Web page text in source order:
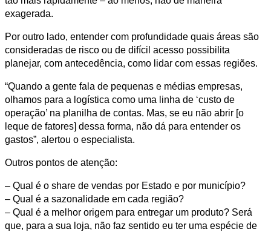
exagerada.
Por outro lado, entender com profundidade quais áreas são
consideradas de risco ou de difícil acesso possibilita
planejar, com antecedência, como lidar com essas regiões.
“Quando a gente fala de pequenas e médias empresas,
olhamos para a logística como uma linha de ‘custo de
operação’ na planilha de contas. Mas, se eu não abrir [o
leque de fatores] dessa forma, não dá para entender os
gastos”, alertou o especialista.
Outros pontos de atenção:
– Qual é o share de vendas por Estado e por município?
– Qual é a sazonalidade em cada região?
– Qual é a melhor origem para entregar um produto? Será
que, para a sua loja, não faz sentido eu ter uma espécie de